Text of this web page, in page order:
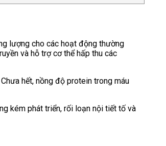
lượng cho các hoạt động thường
và hỗ trợ cơ thể hấp thu các
hết, nồng độ protein trong máu
kém phát triển, rối loạn nội tiết tố và